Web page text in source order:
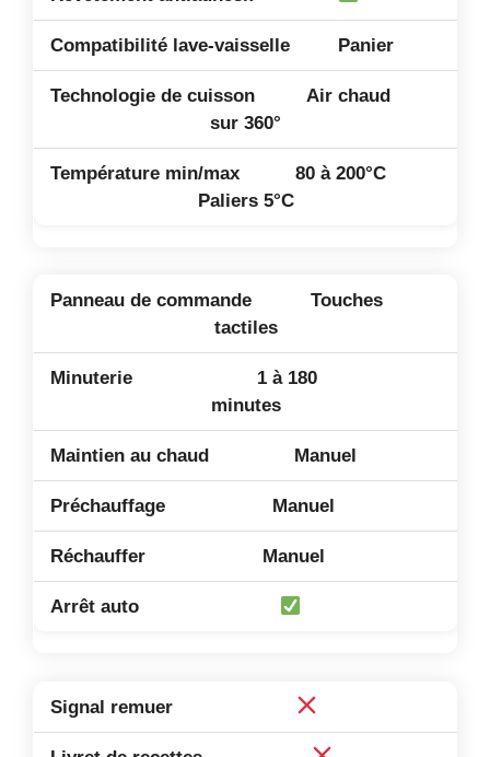
Panier
Air chaud
sur 360°
80 à 200°C
Paliers 5°C
Touches
tactiles
1 à 180
minutes
Manuel
Manuel
Manuel